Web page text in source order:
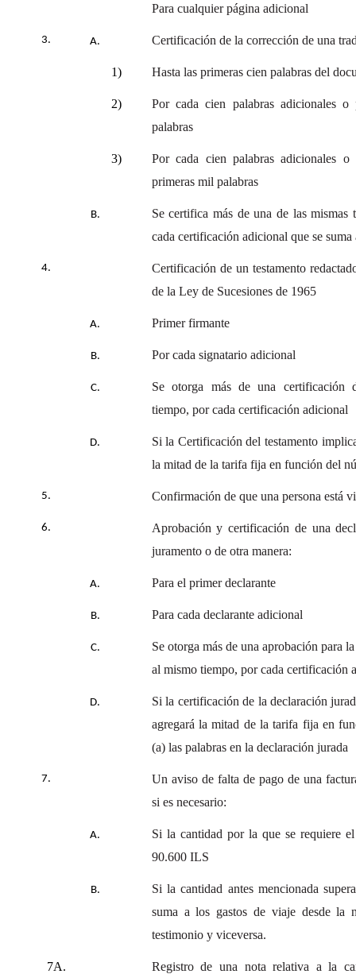
Para cualquier página adicional
Certificación de la corrección de una
1) Hasta las primeras cien palabras del
2)
Por cada cien palabras adicionales
palabras
3)
Por cada cien palabras adicionales
primeras mil palabras
Se certifica más de una de las mismas
cada certificación adicional que se suma
Certificación de un testamento
de la Ley de Sucesiones de 1965
Primer firmante
Por cada signatario adicional
Se otorga más de una certificación
tiempo, por cada certificación adicional
Si la Certificación del testamento
la mitad de la tarifa fija en función del
Confirmación de que una persona está
Aprobación y certificación de una
juramento o de otra manera:
Para el primer declarante
Para cada declarante adicional
Se otorga más de una aprobación para
al mismo tiempo, por cada certificación
Si la certificación de la declaración
agregará la mitad de la tarifa fija en
(a) las palabras en la declaración jurada
Un aviso de falta de pago de una
si es necesario:
Si la cantidad por la que se requiere
90.600 ILS
Si la cantidad antes mencionada
suma a los gastos de viaje desde la
testimonio y viceversa.
7A.
Registro de una nota relativa a la